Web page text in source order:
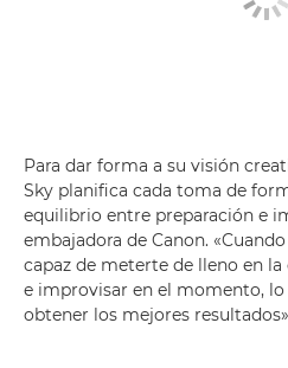
Para dar forma a su visión
Sky planifica cada toma de
equilibrio entre preparación e
embajadora de Canon.
capaz de meterte de lleno en
e improvisar en el momento, lo
obtener los mejores